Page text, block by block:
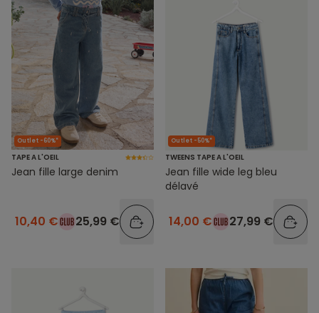
Outlet -60%*
TAPE A L'OEIL
Jean fille large denim
10,40 € 25,99 €
Outlet -50%*
TWEENS TAPE A L'OEIL
Jean fille wide leg bleu
délavé
14,00 € 27,99 €